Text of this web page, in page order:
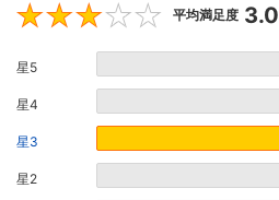
平均満足度 3.0
星5
星4
星3
星2